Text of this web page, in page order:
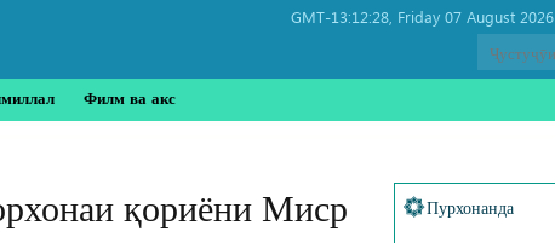
Friday 07 August 2026 ,
GMT-13:12:28
Филм ва акс
қориёни Миср
Пурхонанда